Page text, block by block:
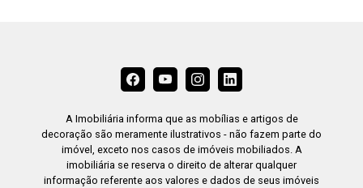
A Imobiliária informa que as mobílias e artigos de
decoração são meramente ilustrativos - não fazem parte do
imóvel, exceto nos casos de imóveis mobiliados. A
imobiliária se reserva o direito de alterar qualquer
informação referente aos valores e dados de seus imóveis